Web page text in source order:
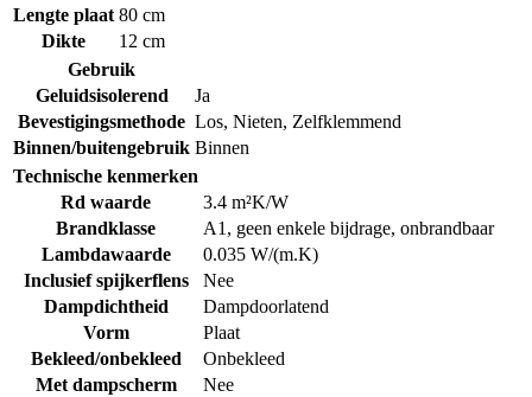
Lengte plaat 80 cm
Dikte
12 cm
Gebruik
Geluidsisolerend
Ja
Bevestigingsmethode Los, Nieten, Zelfklemmend
Binnen/buitengebruik Binnen
Technische kenmerken
Rd waarde
3.4 m²K/W
Brandklasse
A1, geen enkele bijdrage, onbrandbaar
Lambdawaarde
0.035 W/(m.K)
Inclusief spijkerflens
Nee
Dampdichtheid
Dampdoorlatend
Vorm
Plaat
Bekleed/onbekleed
Onbekleed
Met dampscherm
Nee